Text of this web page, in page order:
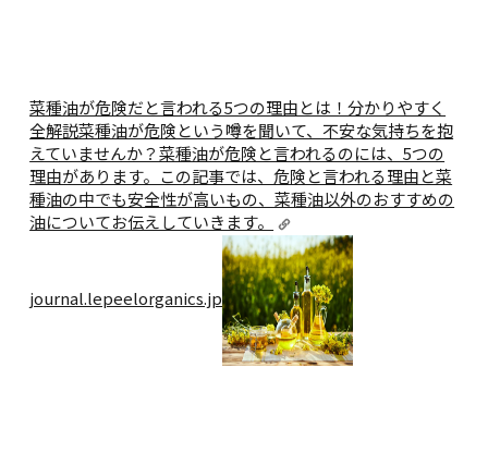
菜種油が危険だと言われる5つの理由とは！分かりやすく
全解説菜種油が危険という噂を聞いて、不安な気持ちを抱
えていませんか？菜種油が危険と言われるのには、5つの
理由があります。この記事では、危険と言われる理由と菜
種油の中でも安全性が高いもの、菜種油以外のおすすめの
油についてお伝えしていきます。
journal.lepeelorganics.jp